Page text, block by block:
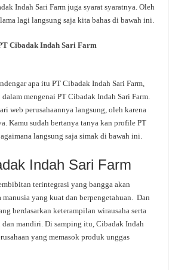
Indah Sari Farm juga syarat syaratnya. Oleh
lagi langsung saja kita bahas di bawah ini.
Cibadak Indah Sari Farm
apa itu PT Cibadak Indah Sari Farm,
mengenai PT Cibadak Indah Sari Farm.
web perusahaannya langsung, oleh karena
Kamu sudah bertanya tanya kan profile PT
langsung saja simak di bawah ini.
Indah Sari Farm
terintegrasi yang bangga akan
manusia yang kuat dan berpengetahuan. Dan
berdasarkan keterampilan wirausaha serta
dan mandiri. Di samping itu, Cibadak Indah
yang memasok produk unggas